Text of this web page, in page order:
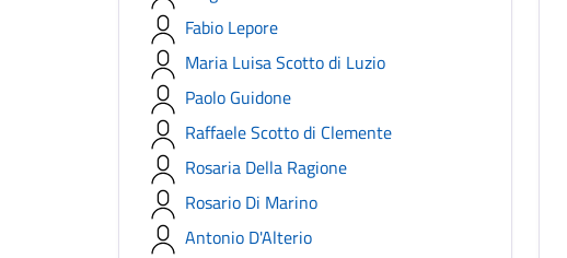
Fabio Lepore
Maria Luisa Scotto di Luzio
Paolo Guidone
Raffaele Scotto di Clemente
Rosaria Della Ragione
Rosario Di Marino
Antonio D'Alterio